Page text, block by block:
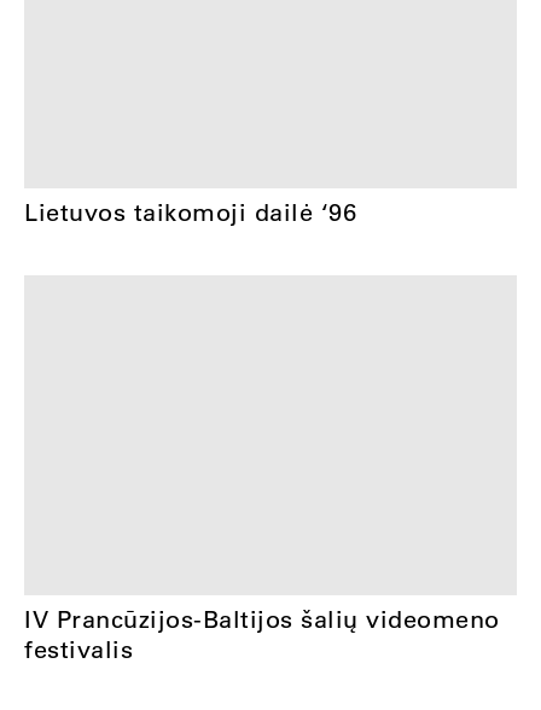
Lietuvos taikomoji dailė ‘96
IV Prancūzijos-Baltijos šalių videomeno
festivalis